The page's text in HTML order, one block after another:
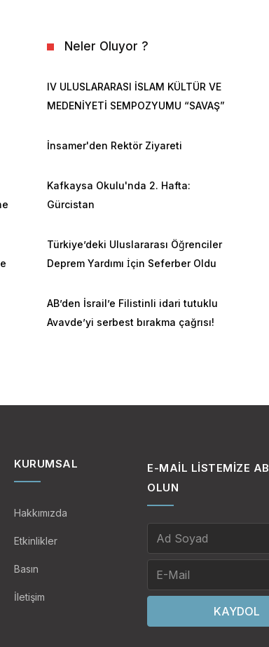
Neler Oluyor ?
IV ULUSLARARASI İSLAM KÜLTÜR VE
MEDENİYETİ SEMPOZYUMU “SAVAŞ”
İnsamer'den Rektör Ziyareti
Kafkaysa Okulu'nda 2. Hafta:
Gürcistan
Türkiye’deki Uluslararası Öğrenciler
Deprem Yardımı İçin Seferber Oldu
AB’den İsrail’e Filistinli idari tutuklu
Avavde’yi serbest bırakma çağrısı!
KURUMSAL
Hakkımızda
Etkinlikler
Basın
İletişim
E-MAIL LISTEMIZE
OLUN
KAYDOL